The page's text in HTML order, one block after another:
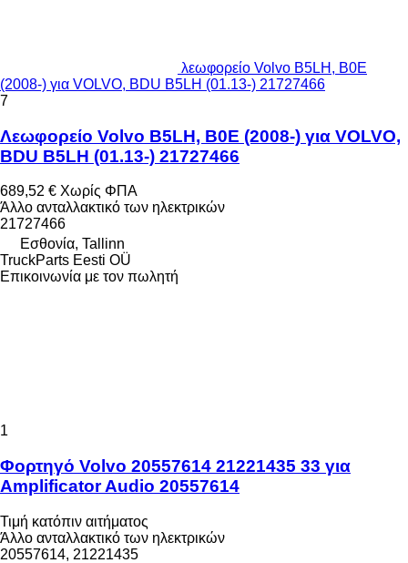
λεωφορείο Volvo B5LH, B0E
(2008-) για VOLVO, BDU B5LH (01.13-) 21727466
7
Λεωφορείο Volvo B5LH, B0E (2008-) για VOLVO,
BDU B5LH (01.13-) 21727466
689,52 € Χωρίς ΦΠΑ
Άλλο ανταλλακτικό των ηλεκτρικών
21727466
Εσθονία, Tallinn
TruckParts Eesti OÜ
Επικοινωνία με τον πωλητή
1
Φορτηγό Volvo 20557614 21221435 33 για
Amplificator Audio 20557614
Τιμή κατόπιν αιτήματος
Άλλο ανταλλακτικό των ηλεκτρικών
20557614, 21221435